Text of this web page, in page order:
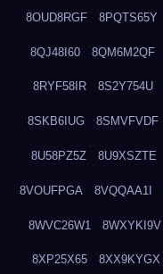
8OUD8RGF 8PQTS65Y
8QJ48I60 8QM6M2QF
8RYF58IR 8S2Y754U
8SKB6IUG 8SMVFVDF
8U58PZ5Z 8U9XSZTE
8VOUFPGA 8VQQAA1I
8WVC26W1 8WXYKI9V
8XP25X65 8XX9KYGX